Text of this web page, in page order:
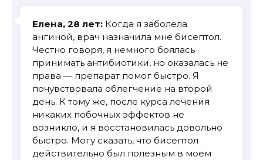
Елена, 28 лет: Когда я заболела
ангиной, врач назначила мне бисептол.
Честно говоря, я немного боялась
принимать антибиотики, но оказалась не
права — препарат помог быстро. Я
почувствовала облегчение на второй
день. К тому же, после курса лечения
никаких побочных эффектов не
возникло, и я восстановилась довольно
быстро. Могу сказать, что бисептол
действительно был полезным в моем